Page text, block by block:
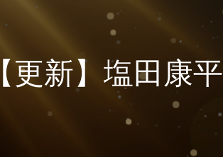
【更新】塩田康